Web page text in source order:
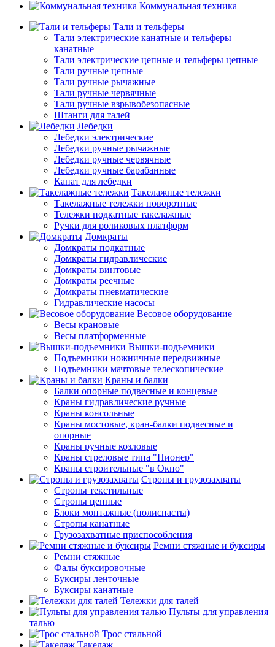
Коммунальная техника
Тали и тельферы
Тали электрические канатные и тельферы
канатные
Тали электрические цепные и тельферы цепные
Тали ручные цепные
Тали ручные рычажные
Тали ручные червячные
Тали ручные взрывобезопасные
Штанги для талей
Лебедки
Лебедки электрические
Лебедки ручные рычажные
Лебедки ручные червячные
Лебедки ручные барабанные
Канат для лебедки
Такелажные тележки
Такелажные тележки поворотные
Тележки подкатные такелажные
Ручки для роликовых платформ
Домкраты
Домкраты подкатные
Домкраты гидравлические
Домкраты винтовые
Домкраты реечные
Домкраты пневматические
Гидравлические насосы
Весовое оборудование
Весы крановые
Весы платформенные
Вышки-подъемники
Подъемники ножничные передвижные
Подъемники мачтовые телескопические
Краны и балки
Балки опорные подвесные и концевые
Краны гидравлические ручные
Краны консольные
Краны мостовые, кран-балки подвесные и
опорные
Краны ручные козловые
Краны стреловые типа "Пионер"
Краны строительные "в Окно"
Стропы и грузозахваты
Стропы текстильные
Стропы цепные
Блоки монтажные (полиспасты)
Стропы канатные
Грузозахватные приспособления
Ремни стяжные и буксиры
Ремни стяжные
Фалы буксировочные
Буксиры ленточные
Буксиры канатные
Тележки для талей
Пульты для управления
талью
Трос стальной
Такелаж